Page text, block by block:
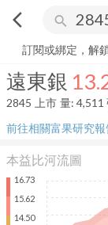
arrow_back_ios search
遠東銀 13.20 +
訂閱或綁定，解
遠東銀
2845
上市 量: 4,511
前往相關富果研究報
本益比河流圖
16.73
15.62
14.50